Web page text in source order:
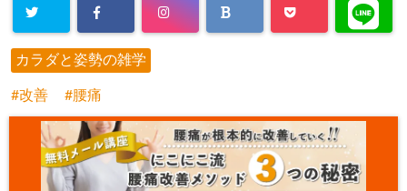
カラダと姿勢の雑学
改善 腰痛